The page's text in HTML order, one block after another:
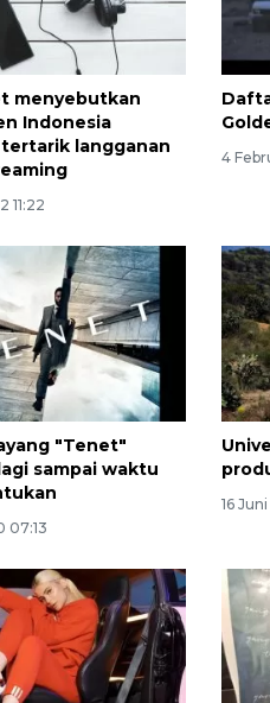
menyebutkan
Indonesia
langganan
11:22
4
"Tenet"
sampai waktu
07:13
16
2026-08-07